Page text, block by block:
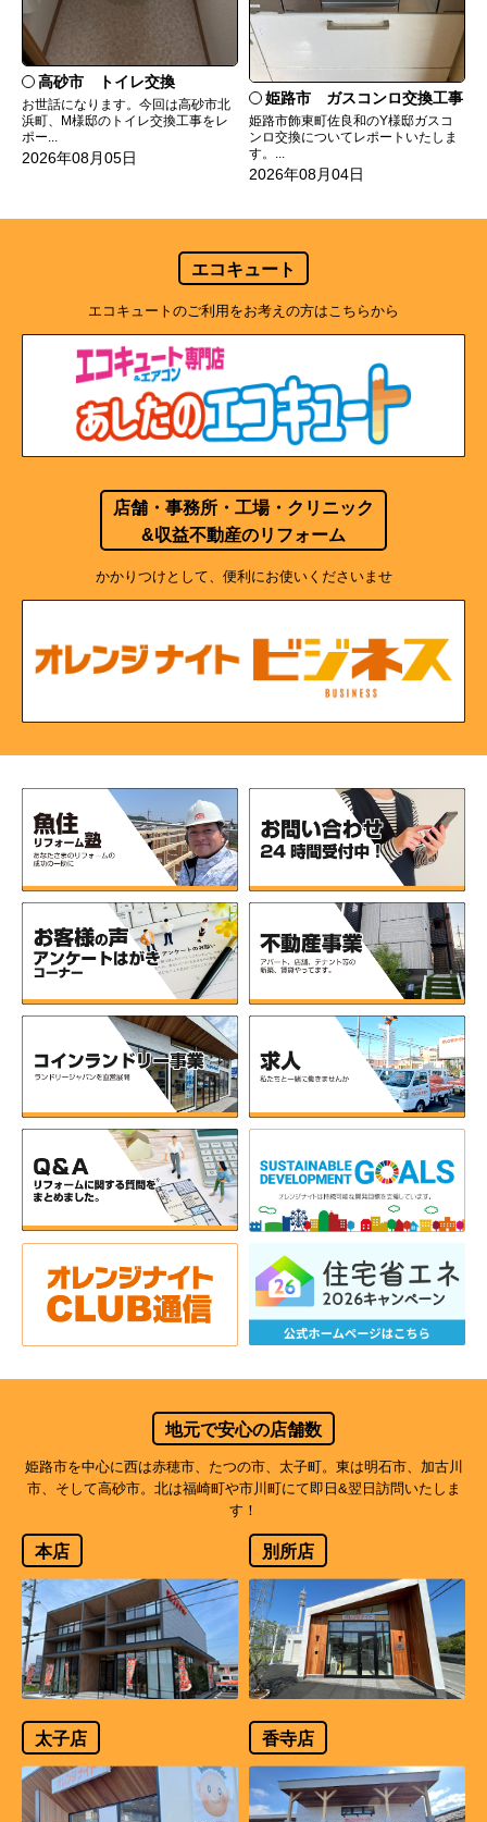
高砂市 トイレ交換
お世話になります。今回は高砂市北
浜町、M様邸のトイレ交換工事をレ
ポー...
2026年08月05日
姫路市 ガスコンロ交換工事
姫路市飾東町佐良和のY様邸ガスコ
ンロ交換についてレポートいたしま
す。...
2026年08月04日
エコキュート
エコキュートのご利用をお考えの方はこちらから
店舗・事務所・工場・クリニック
&収益不動産のリフォーム
かかりつけとして、便利にお使いくださいませ
地元で安心の店舗数
姫路市を中心に西は赤穂市、たつの市、太子町。東は明石市、加古川
市、そして高砂市。北は福崎町や市川町にて即日&翌日訪問いたしま
す！
本店 別所店
太子店 香寺店